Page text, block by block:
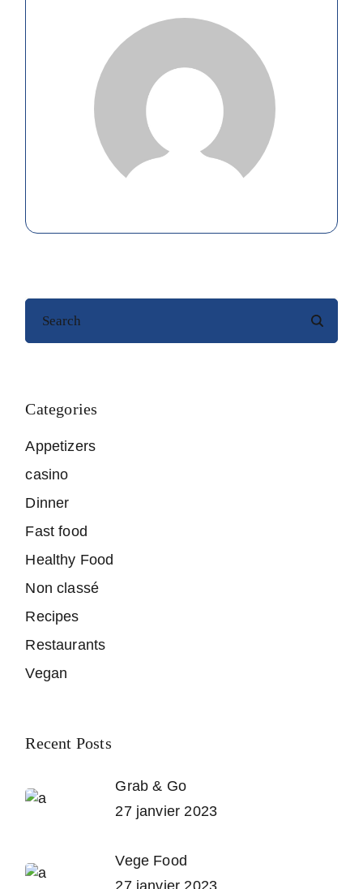
Search
Categories
Appetizers
casino
Dinner
Fast food
Healthy Food
Non classé
Recipes
Restaurants
Vegan
Recent Posts
Grab & Go
27 janvier 2023
Vege Food